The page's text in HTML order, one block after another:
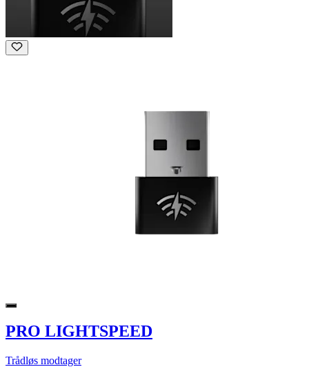
PRO LIGHTSPEED
Trådløs modtager